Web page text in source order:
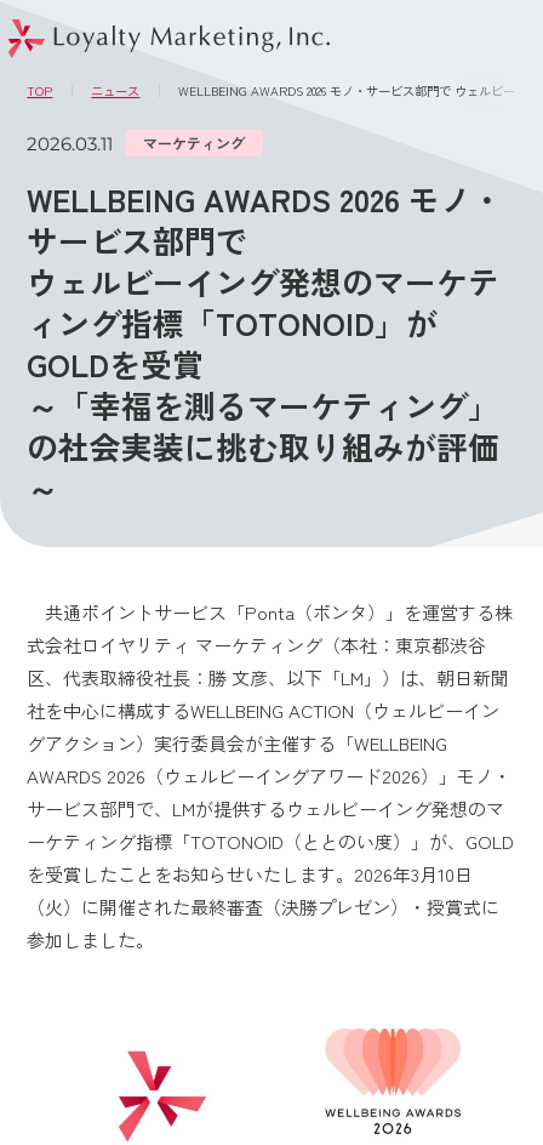
TOP ニュース WELLBEING AWARDS 2026 モノ・サービス部門で ウェルビー
2026.03.11 マーケティング
WELLBEING AWARDS 2026 モノ・
サービス部門で
ウェルビーイング発想のマーケテ
ィング指標「TOTONOID」が
GOLDを受賞
～「幸福を測るマーケティング」
の社会実装に挑む取り組みが評価
～
共通ポイントサービス「Ponta（ポンタ）」を運営する株
式会社ロイヤリティ マーケティング（本社：東京都渋谷
区、代表取締役社長：勝 文彦、以下「LM」）は、朝日新聞
社を中心に構成するWELLBEING ACTION（ウェルビーイン
グアクション）実行委員会が主催する「WELLBEING
AWARDS 2026（ウェルビーイングアワード2026）」モノ・
サービス部門で、LMが提供するウェルビーイング発想のマ
ーケティング指標「TOTONOID（ととのい度）」が、GOLD
を受賞したことをお知らせいたします。2026年3月10日
（火）に開催された最終審査（決勝プレゼン）・授賞式に
参加しました。